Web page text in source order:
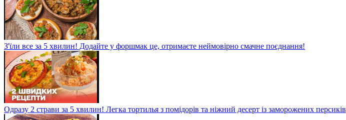
З'їли все за 5 хвилин! Додайте у форшмак це, отримаєте неймовірно смачне поєднання!
Одразу 2 страви за 5 хвилин! Легка тортилья з помідорів та ніжний десерт із заморожених персиків